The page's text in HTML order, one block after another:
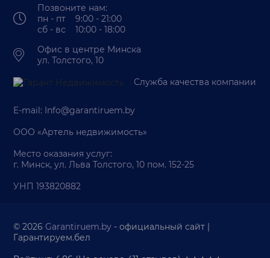
Позвоните нам:
пн - пт 9:00 - 21:00
сб - вс 10:00 - 18:00
Офис в центре Минска
ул. Толстого, 10
Служба качества компании
E-mail: Info@garantiruem.by
ООО «Артель недвижимость»
Место оказания услуг:
г. Минск, ул. Льва Толстого, 10 пом. 152-25
УНП 193820882
© 2026Garantiruem.by - официальный сайт |
Гарантируем.бел